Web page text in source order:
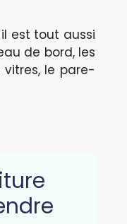
est tout aussi
de bord, les
vitres, le pare-